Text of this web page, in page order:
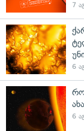
7
6
6